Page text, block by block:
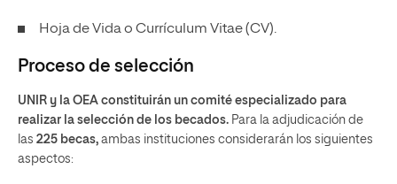
Hoja de Vida o Currículum Vitae (CV).
Proceso de selección
UNIR y la OEA constituirán un comité especializado para
realizar la selección de los becados. Para la adjudicación de
las 225 becas, ambas instituciones considerarán los siguientes
aspectos: